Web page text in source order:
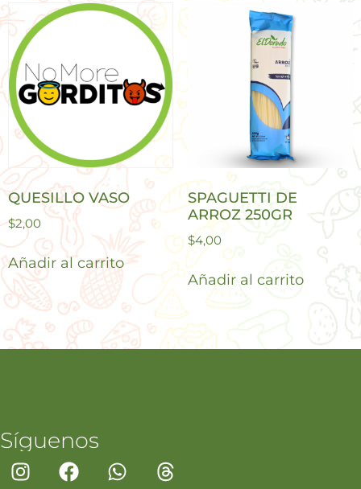
QUESILLO VASO
$2,00
Añadir al carrito
SPAGUETTI DE
ARROZ 250GR
$4,00
Añadir al carrito
Síguenos